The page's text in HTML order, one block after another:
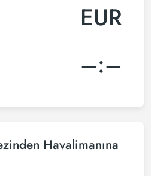
EUR
–:–
Havalimanına